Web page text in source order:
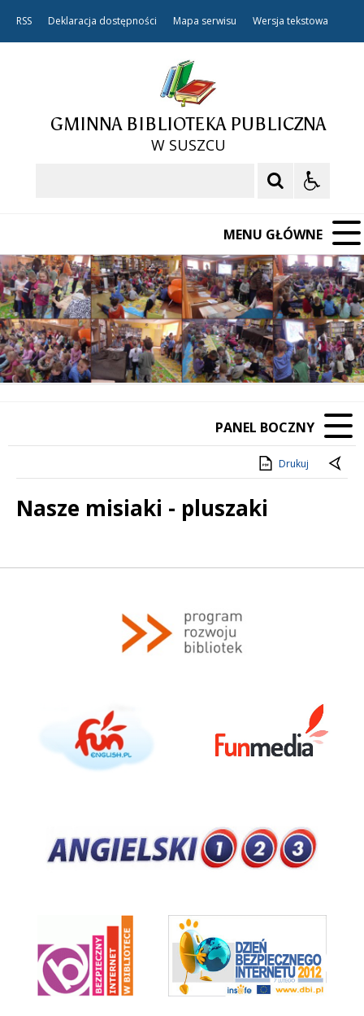
RSS Deklaracja dostępności Mapa serwisu Wersja tekstowa
GMINNA BIBLIOTEKA PUBLICZNA
W SUSZCU
MENU GŁÓWNE
PANEL BOCZNY
Drukuj
Nasze misiaki - pluszaki
Dzień Bezpiecznego Internetu 2012